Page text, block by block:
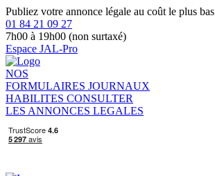
Publiez votre annonce légale au coût le plus bas
01 84 21 09 27
7h00 à 19h00 (non surtaxé)
Espace JAL-Pro
NOS
FORMULAIRES JOURNAUX
HABILITES CONSULTER
LES ANNONCES LEGALES